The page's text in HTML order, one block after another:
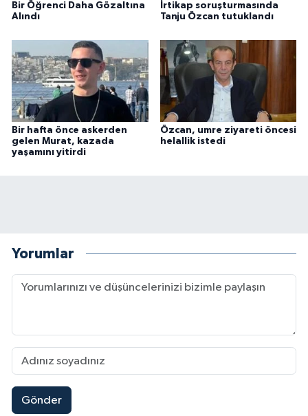
Bir Öğrenci Daha Gözaltına
Alındı
İrtikap soruşturmasında
Tanju Özcan tutuklandı
Bir hafta önce askerden
gelen Murat, kazada
yaşamını yitirdi
Özcan, umre ziyareti öncesi
helallik istedi
Yorumlar
Gönder